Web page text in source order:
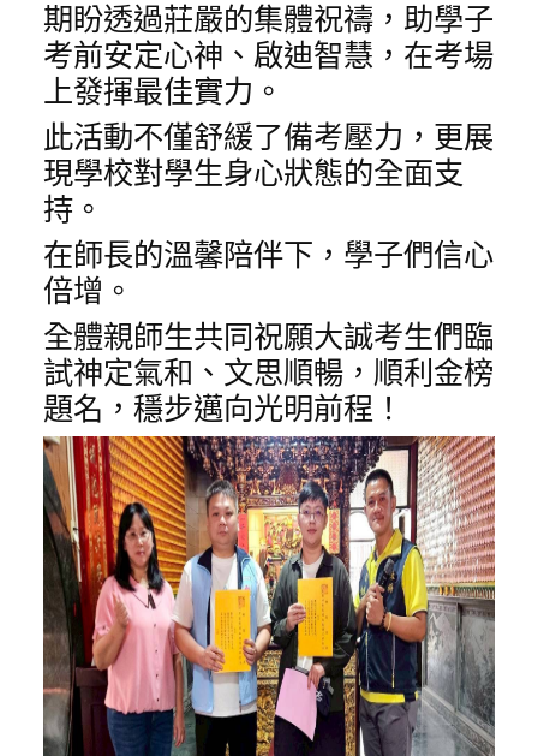
期盼透過莊嚴的集體祝禱，助學子
考前安定心神、啟迪智慧，在考場
上發揮最佳實力。
此活動不僅舒緩了備考壓力，更展
現學校對學生身心狀態的全面支
持。
在師長的溫馨陪伴下，學子們信心
倍增。
全體親師生共同祝願大誠考生們臨
試神定氣和、文思順暢，順利金榜
題名，穩步邁向光明前程！